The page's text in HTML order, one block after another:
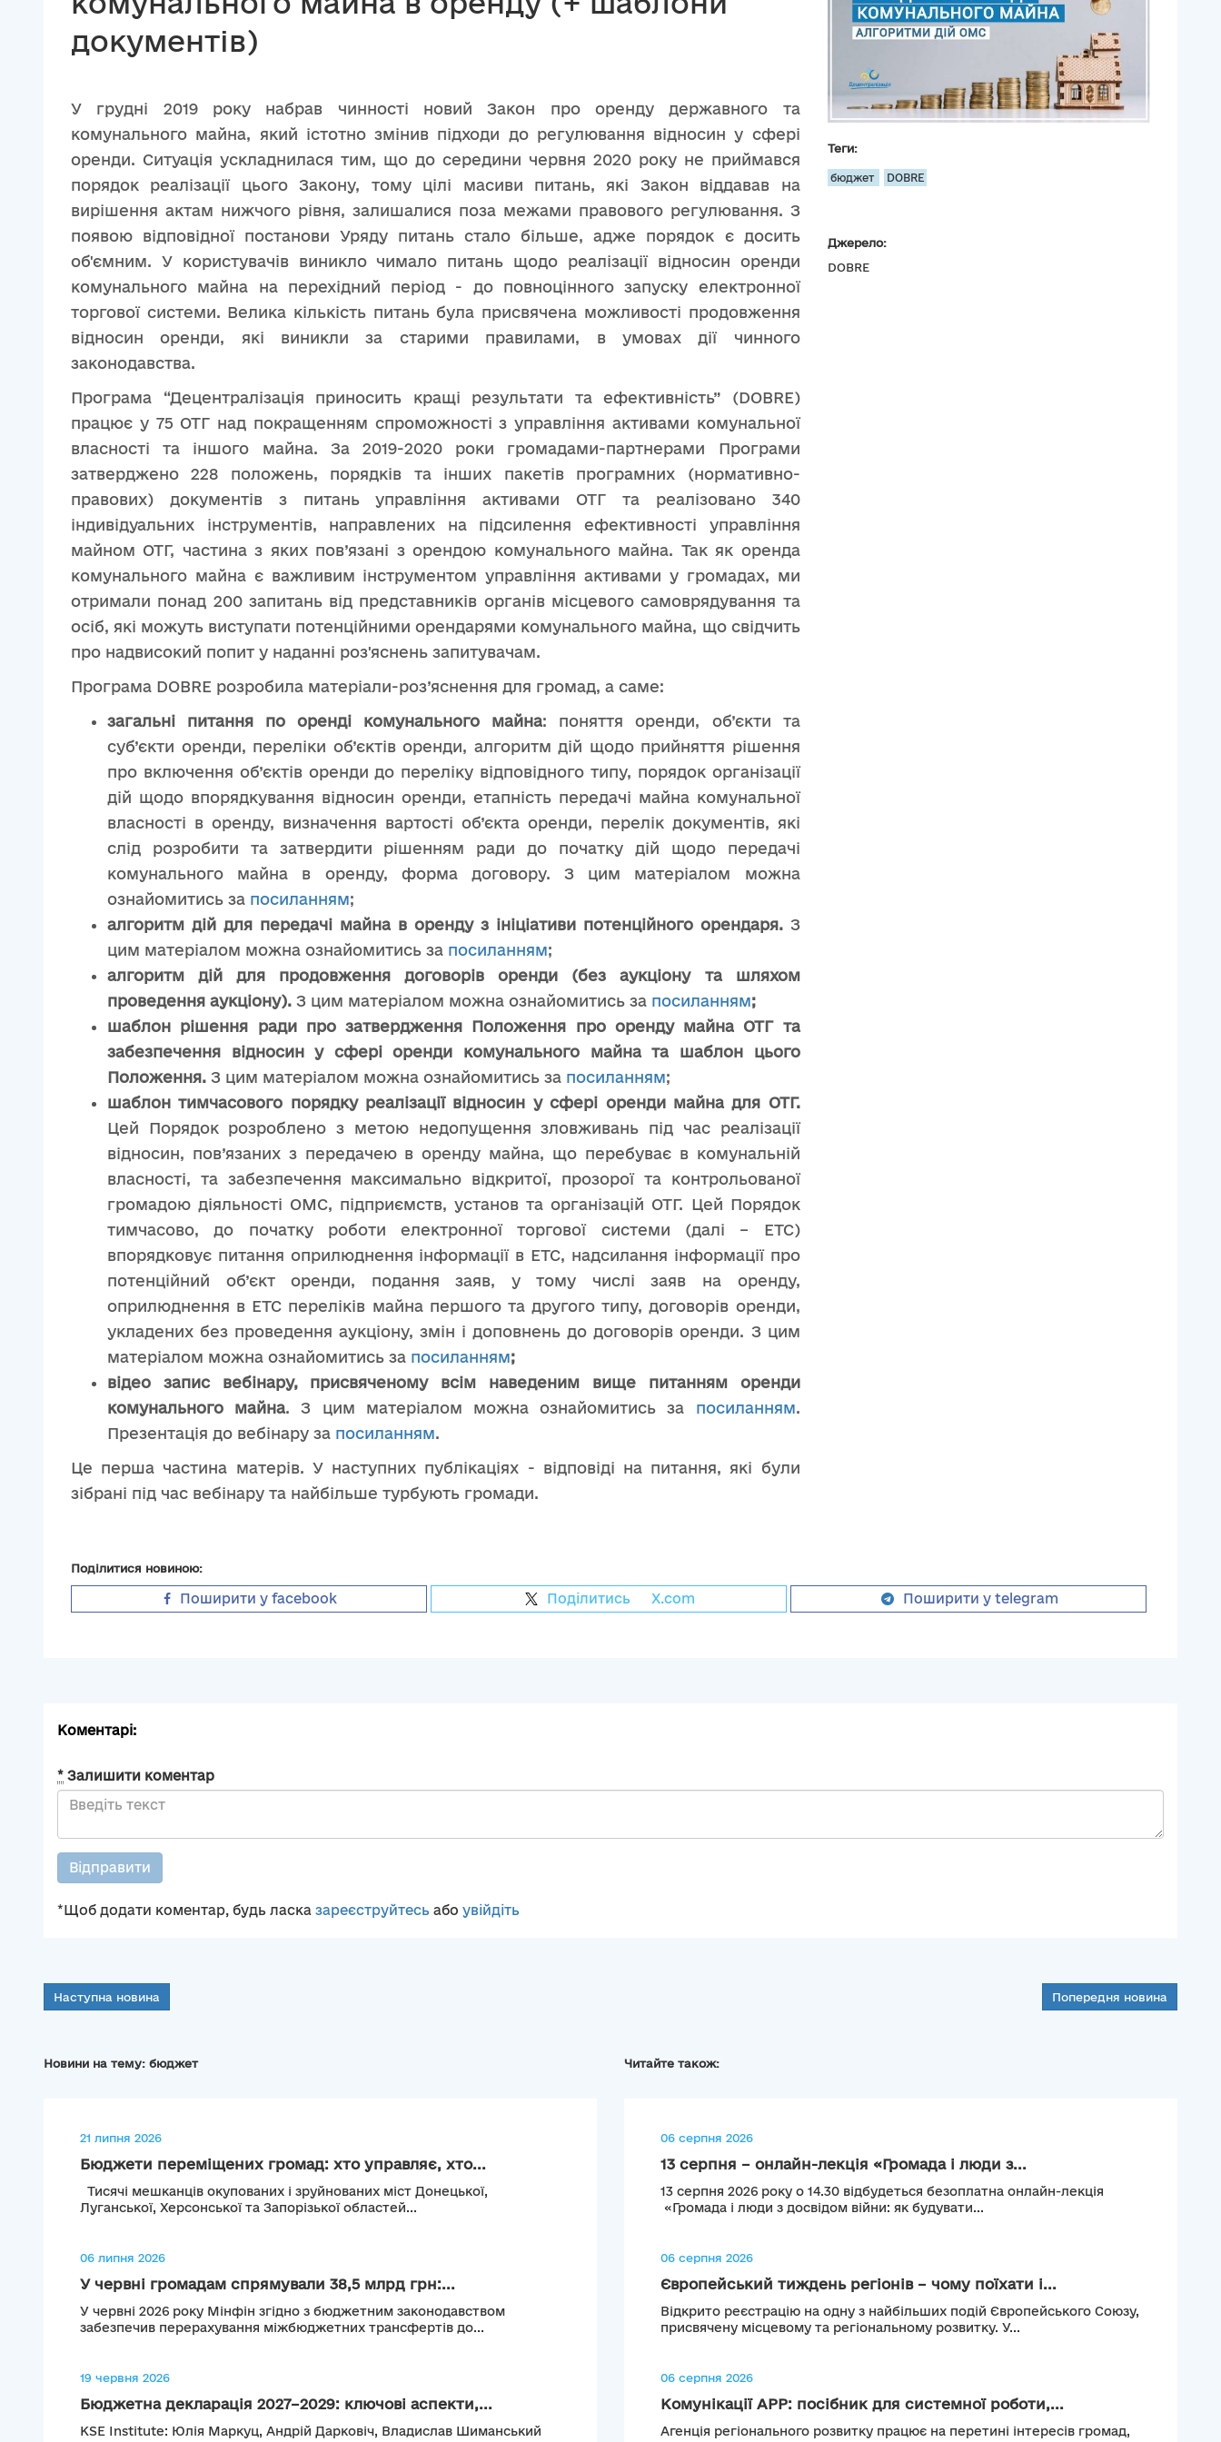
документів)
У грудні 2019 року набрав чинності новий Закон про оренду державного та
комунального майна, який істотно змінив підходи до регулювання відносин у сфері
оренди. Ситуація ускладнилася тим, що до середини червня 2020 року не приймався
порядок реалізації цього Закону, тому цілі масиви питань, які Закон віддавав на
вирішення актам нижчого рівня, залишалися поза межами правового регулювання. З
появою відповідної постанови Уряду питань стало більше, адже порядок є досить
об'ємним. У користувачів виникло чимало питань щодо реалізації відносин оренди
комунального майна на перехідний період - до повноцінного запуску електронної
торгової системи. Велика кількість питань була присвячена можливості продовження
відносин оренди, які виникли за старими правилами, в умовах дії чинного
законодавства.
Програма “Децентралізація приносить кращі результати та ефективність” (DOBRE)
працює у 75 ОТГ над покращенням спроможності з управління активами комунальної
власності та іншого майна. За 2019-2020 роки громадами-партнерами Програми
затверджено 228 положень, порядків та інших пакетів програмних (нормативно-
правових) документів з питань управління активами ОТГ та реалізовано 340
індивідуальних інструментів, направлених на підсилення ефективності управління
майном ОТГ, частина з яких пов’язані з орендою комунального майна. Так як оренда
комунального майна є важливим інструментом управління активами у громадах, ми
отримали понад 200 запитань від представників органів місцевого самоврядування та
осіб, які можуть виступати потенційними орендарями комунального майна, що свідчить
про надвисокий попит у наданні роз'яснень запитувачам.
Програма DOBRE розробила матеріали-роз’яснення для громад, а саме:
загальні питання по оренді комунального майна: поняття оренди, об’єкти та
суб’єкти оренди, переліки об’єктів оренди, алгоритм дій щодо прийняття рішення
про включення об’єктів оренди до переліку відповідного типу, порядок організації
дій щодо впорядкування відносин оренди, етапність передачі майна комунальної
власності в оренду, визначення вартості об’єкта оренди, перелік документів, які
слід розробити та затвердити рішенням ради до початку дій щодо передачі
комунального майна в оренду, форма договору. З цим матеріалом можна
ознайомитись за посиланням;
алгоритм дій для передачі майна в оренду з ініціативи потенційного орендаря. З
цим матеріалом можна ознайомитись за посиланням;
алгоритм дій для продовження договорів оренди (без аукціону та шляхом
проведення аукціону). З цим матеріалом можна ознайомитись за посиланням;
шаблон рішення ради про затвердження Положення про оренду майна ОТГ та
забезпечення відносин у сфері оренди комунального майна та шаблон цього
Положення. З цим матеріалом можна ознайомитись за посиланням;
шаблон тимчасового порядку реалізації відносин у сфері оренди майна для ОТГ.
Цей Порядок розроблено з метою недопущення зловживань під час реалізації
відносин, пов’язаних з передачею в оренду майна, що перебуває в комунальній
власності, та забезпечення максимально відкритої, прозорої та контрольованої
громадою діяльності ОМС, підприємств, установ та організацій ОТГ. Цей Порядок
тимчасово, до початку роботи електронної торгової системи (далі – ЕТС)
впорядковує питання оприлюднення інформації в ЕТС, надсилання інформації про
потенційний об’єкт оренди, подання заяв, у тому числі заяв на оренду,
оприлюднення в ЕТС переліків майна першого та другого типу, договорів оренди,
укладених без проведення аукціону, змін і доповнень до договорів оренди. З цим
матеріалом можна ознайомитись за посиланням;
відео запис вебінару, присвяченому всім наведеним вище питанням оренди
комунального майна. З цим матеріалом можна ознайомитись за посиланням.
Презентація до вебінару за посиланням.
Це перша частина матерів. У наступних публікаціях - відповіді на питання, які були
зібрані під час вебінару та найбільше турбують громади.
Теги:
бюджет DOBRE
Джерело:
DOBRE
Поділитися новиною:
Поширити у facebook Поділитись X.com Поширити у telegram
Коментарі:
* Залишити коментар
Відправити
*Щоб додати коментар, будь ласка зареєструйтесь або увійдіть
Наступна новина Попередня новина
Новини на тему: бюджет
21 липня 2026
Бюджети переміщених громад: хто управляє, хто...
Тисячі мешканців окупованих і зруйнованих міст Донецької,
Луганської, Херсонської та Запорізької областей...
06 липня 2026
У червні громадам спрямували 38,5 млрд грн:...
У червні 2026 року Мінфін згідно з бюджетним законодавством
забезпечив перерахування міжбюджетних трансфертів до...
19 червня 2026
Бюджетна декларація 2027–2029: ключові аспекти,...
KSE Institute: Юлія Маркуц, Андрій Дарковіч, Владислав Шиманський
Читайте також:
06 серпня 2026
13 серпня – онлайн-лекція «Громада і люди з...
13 серпня 2026 року о 14.30 відбудеться безоплатна онлайн-лекція
«Громада і люди з досвідом війни: як будувати...
06 серпня 2026
Європейський тиждень регіонів – чому поїхати і...
Відкрито реєстрацію на одну з найбільших подій Європейського Союзу,
присвячену місцевому та регіональному розвитку. У...
06 серпня 2026
Комунікації АРР: посібник для системної роботи,...
Агенція регіонального розвитку працює на перетині інтересів громад,